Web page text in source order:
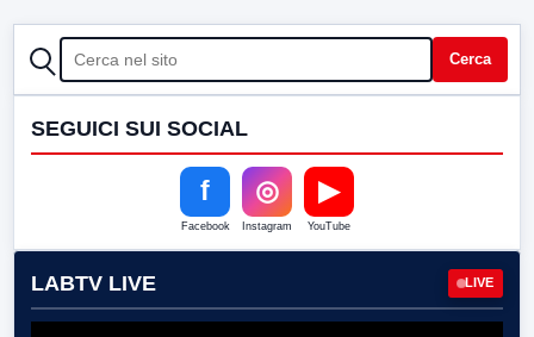
CERCA Cerca
SEGUICI SUI SOCIAL
f
Facebook
◎
Instagram
▶
YouTube
LABTV LIVE LIVE